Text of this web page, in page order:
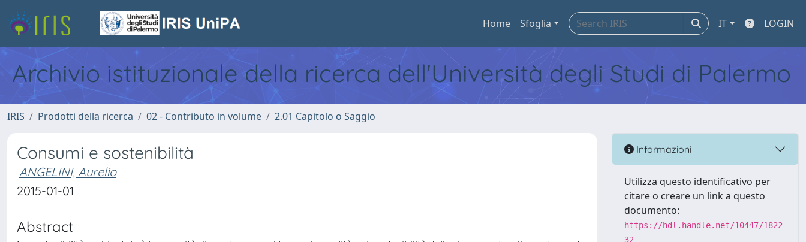
Home Sfoglia IT LOGIN
Archivio istituzionale della ricerca dell'Università degli Studi di Palermo
IRIS Prodotti della ricerca 02 - Contributo in volume 2.01 Capitolo o Saggio
Consumi e sostenibilità
ANGELINI, Aurelio
2015-01-01
Abstract
Informazioni
Utilizza questo identificativo per
citare o creare un link a questo
documento:
https://hdl.handle.net/10447/1822
32